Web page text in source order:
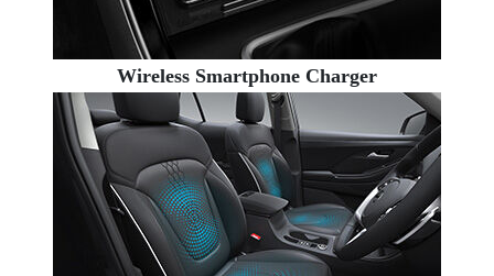
Wireless Smartphone Charger